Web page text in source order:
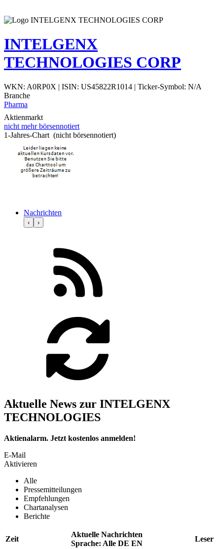
INTELGENX
TECHNOLOGIES CORP
WKN: A0RP0X | ISIN: US45822R1014 | Ticker-Symbol: N/A
Branche
Pharma
Aktienmarkt
nicht mehr börsennotiert
1-Jahres-Chart (nicht börsennotiert)
Nachrichten
‹ ›
Aktuelle News zur INTELGENX
TECHNOLOGIES
Aktienalarm. Jetzt kostenlos anmelden!
E-Mail
Aktivieren
Alle
Pressemitteilungen
Empfehlungen
Chartanalysen
Berichte
Zeit
Aktuelle Nachrichten
Sprache: Alle DE EN
Leser